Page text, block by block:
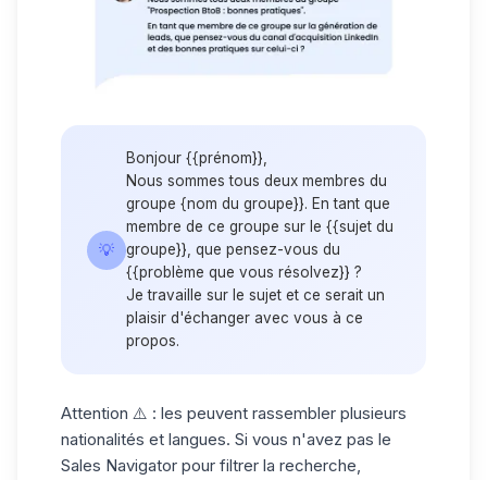
💡
Bonjour {{prénom}},
Nous sommes tous deux membres du
groupe {nom du groupe}}. En tant que
membre de ce groupe sur le {{sujet du
groupe}}, que pensez-vous du
{{problème que vous résolvez}} ?
Je travaille sur le sujet et ce serait un
plaisir d'échanger avec vous à ce
propos.
Attention ⚠️ : les peuvent rassembler plusieurs
nationalités et langues. Si vous n'avez pas le
Sales Navigator pour filtrer la recherche,